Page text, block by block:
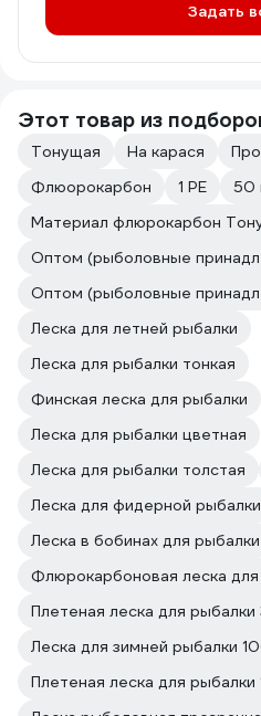
Задать
Этот товар из
Тонущая На карася
Флюорокарбон
1 PE
50
Материал флюрокарбон
Оптом (рыболовные
Оптом (рыболовные
Леска для летней рыбалки
Леска для рыбалки тонкая
Финская леска для рыбалки
Леска для рыбалки цветная
Леска для рыбалки толстая
Леска для фидерной рыбалки
Леска в бобинах для рыбалки
Флюрокарбоновая леска
Плетeная леска для
Леска для зимней рыбалки
Плетeная леска для